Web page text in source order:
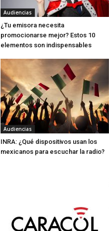
Audiencias
¿Tu emisora necesita
promocionarse mejor? Estos 10
elementos son indispensables
Audiencias
INRA: ¿Qué dispositivos usan los
mexicanos para escuchar la radio?